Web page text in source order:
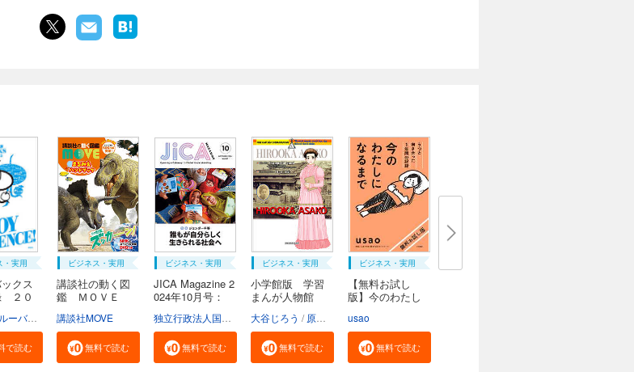
学情報学部 准教授。博士（人間科学）。研究領域は、認知
会学部 教授。博士（人間科学）。社会心理学、グループ・
た、フリーの統計ソフトウェアHADを開発している。主な
の統計学」（誠真書房、2017）、「放送大学教材 心理学統
会、2021）など。
・実用
クス
２０
講談社ブルーバックス
で読む
ビジネス・実用
講談社の動く図
鑑 ＭＯＶＥ
講談社MOVE
無料で読む
ビジネス・実用
JICA Magazine 2
024年10月号：
無料で読む
ビジネス・実用
小学館版 学習
まんが人物館
大谷じろう 原口泉
無料で読む
ビジネス・実用
【無料お試し
版】今のわたし
usao
無料で読む